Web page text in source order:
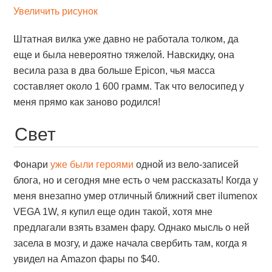
Увеличить рисунок
Штатная вилка уже давно не работала толком, да
еще и была невероятно тяжелой. Навскидку, она
весила раза в два больше Epicon, чья масса
составляет около 1 600 грамм. Так что велосипед у
меня прямо как заново родился!
Свет
Фонариуже были героями одной из вело-записей
блога, но и сегодня мне есть о чем рассказать! Когда у
меня внезапно умер отличный ближний свет ilumenox
VEGA 1W, я купил еще один такой, хотя мне
предлагали взять взамен фару. Однако мысль о ней
засела в мозгу, и даже начала свербить там, когда я
увидел на Amazon фары по $40.